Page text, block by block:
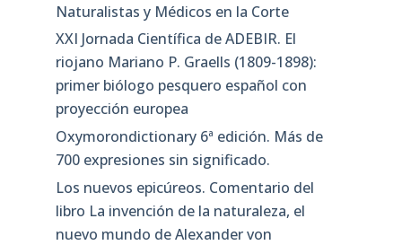
Naturalistas y Médicos en la Corte
XXI Jornada Científica de ADEBIR. El
riojano Mariano P. Graells (1809-1898):
primer biólogo pesquero español con
proyección europea
Oxymorondictionary 6ª edición. Más de
700 expresiones sin significado.
Los nuevos epicúreos. Comentario del
libro La invención de la naturaleza, el
nuevo mundo de Alexander von